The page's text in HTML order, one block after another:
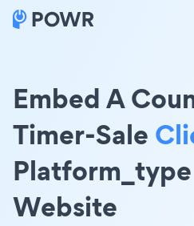
Embed A
Timer-Sale
Website